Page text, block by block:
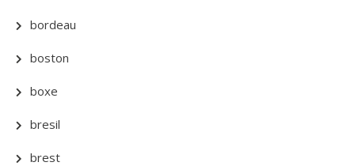
bordeau
boston
boxe
bresil
brest